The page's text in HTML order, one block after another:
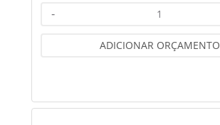
-
ADICIONAR ORÇAMENTO